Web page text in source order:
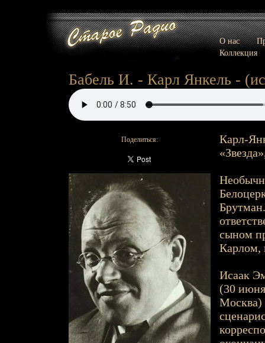
О нас
Коллекция
Бабель И. - Карл Янкель -
Поделиться:
Карл-
сыном
Карлом,
Исаак
(30 июня
Москва)